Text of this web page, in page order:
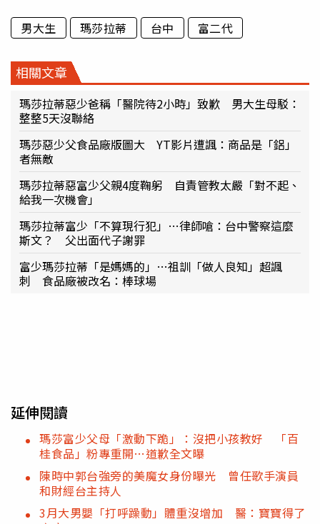
男大生 瑪莎拉蒂 台中 富二代
相關文章
瑪莎拉蒂惡少爸稱「醫院待2小時」致歉 男大生母駁：
整整5天沒聯絡
瑪莎惡少父食品廠版圖大 YT影片遭諷：商品是「鋁」
者無敵
瑪莎拉蒂惡富少父親4度鞠躬 自責管教太嚴「對不起、
給我一次機會」
瑪莎拉蒂富少「不算現行犯」…律師嗆：台中警察這麼
斯文？ 父出面代子謝罪
富少瑪莎拉蒂「是媽媽的」…祖訓「做人良知」超諷
刺 食品廠被改名：棒球場
延伸閱讀
瑪莎富少父母「激動下跪」：沒把小孩教好 「百
桂食品」粉專重開…道歉全文曝
陳時中郭台強旁的美魔女身份曝光 曾任歌手演員
和財經台主持人
3月大男嬰「打呼躁動」體重沒增加 醫：寶寶得了